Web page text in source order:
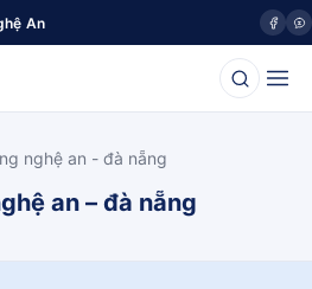
An
nghệ an - đà nẵng
an – đà nẵng